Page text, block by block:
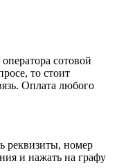
сотовой
то стоит
Оплата любого
реквизиты, номер
и нажать на графу